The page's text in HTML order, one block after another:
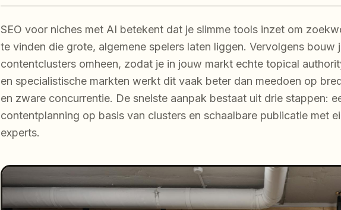
SEO voor niches met AI betekent dat je slimme tools inzet om
te vinden die grote, algemene spelers laten liggen. Vervolgens bouw
contentclusters omheen, zodat je in jouw markt echte topical
en specialistische markten werkt dit vaak beter dan meedoen op
en zware concurrentie. De snelste aanpak bestaat uit drie stappen:
contentplanning op basis van clusters en schaalbare publicatie met
experts.